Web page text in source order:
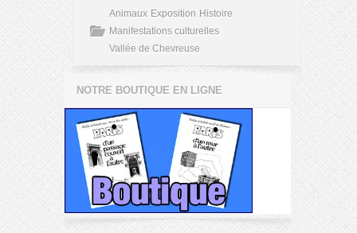
Animaux Exposition Histoire
Manifestations culturelles
Vallée de Chevreuse
NOTRE BOUTIQUE EN LIGNE